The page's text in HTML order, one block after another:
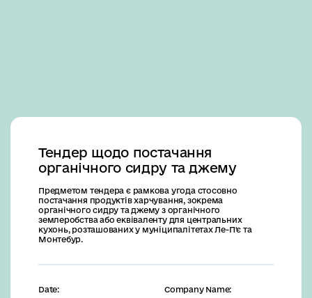
Тендер щодо постачання
органічного сидру та джему
Предметом тендера є рамкова угода стосовно
постачання продуктів харчування, зокрема
органічного сидру та джему з органічного
землеробства або еквіваленту для центральних
кухонь, розташованих у муніципалітетах Ле-П'є та
Монтебур.
Date:
Company Name: